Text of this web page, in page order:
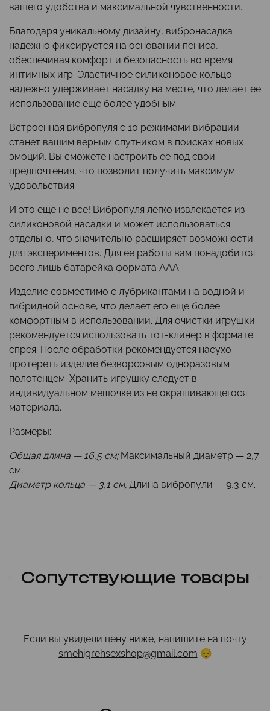
вашего удобства и максимальной чувственности.
Благодаря уникальному дизайну, вибронасадка
надежно фиксируется на основании пениса,
обеспечивая комфорт и безопасность во время
интимных игр. Эластичное силиконовое кольцо
надежно удерживает насадку на месте, что делает ее
использование еще более удобным.
Встроенная вибропуля с 10 режимами вибрации
станет вашим верным спутником в поисках новых
эмоций. Вы сможете настроить ее под свои
предпочтения, что позволит получить максимум
удовольствия.
И это еще не все! Вибропуля легко извлекается из
силиконовой насадки и может использоваться
отдельно, что значительно расширяет возможности
для экспериментов. Для ее работы вам понадобится
всего лишь батарейка формата AAA.
Изделие совместимо с лубрикантами на водной и
гибридной основе, что делает его еще более
комфортным в использовании. Для очистки игрушки
рекомендуется использовать тот-клинер в формате
спрея. После обработки рекомендуется насухо
протереть изделие безворсовым одноразовым
полотенцем. Хранить игрушку следует в
индивидуальном мешочке из не окрашивающегося
материала.
Размеры:
Общая длина — 16,5 см;Максимальный диаметр — 2,7
см;
Диаметр кольца — 3,1 см;Длина вибропули — 9,3 см.
Сопутствующие товары
Если вы увидели цену ниже, напишите на почту
smehigrehsexshop@gmail.com 😌